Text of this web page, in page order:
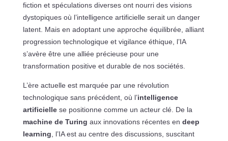
fiction et spéculations diverses ont nourri des visions
dystopiques où l’intelligence artificielle serait un danger
latent. Mais en adoptant une approche équilibrée, alliant
progression technologique et vigilance éthique, l’IA
s’avère être une alliée précieuse pour une
transformation positive et durable de nos sociétés.
L’ère actuelle est marquée par une révolution
technologique sans précédent, où l’intelligence
artificiellese positionne comme un acteur clé. De la
machine de Turing aux innovations récentes en deep
learning , l’IA est au centre des discussions, suscitant